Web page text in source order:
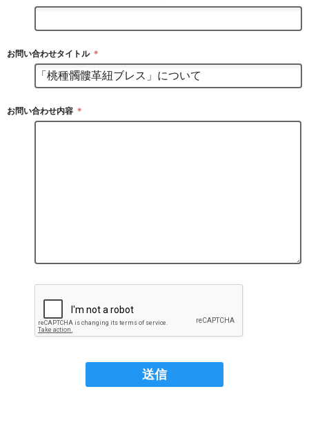
お問い合わせタイトル ＊
お問い合わせ内容 ＊